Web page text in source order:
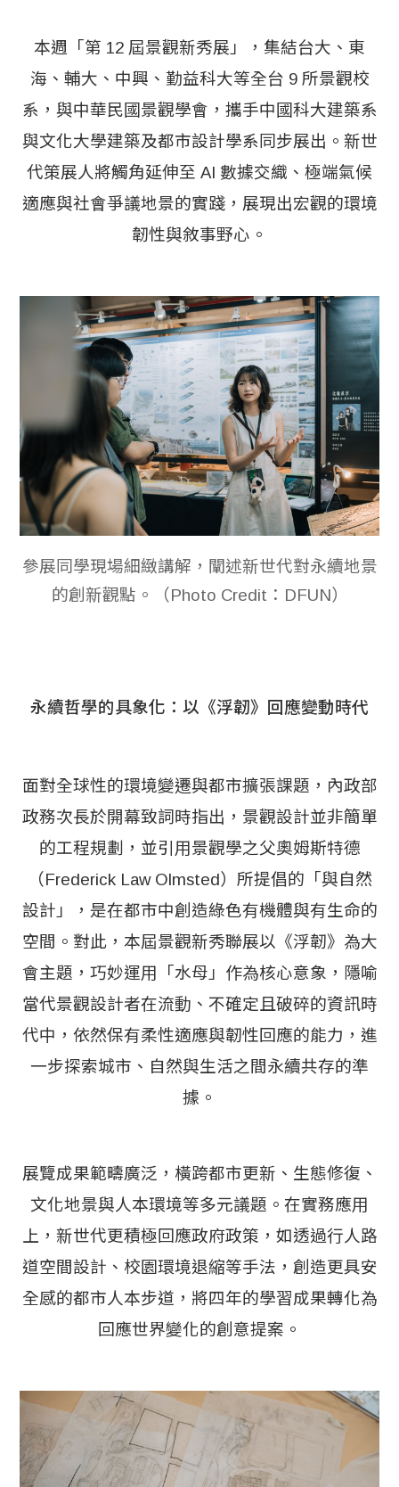
本週「第 12 屆景觀新秀展」，集結台大、東
海、輔大、中興、勤益科大等全台 9 所景觀校
系，與中華民國景觀學會，攜手中國科大建築系
與文化大學建築及都市設計學系同步展出。新世
代策展人將觸角延伸至 AI 數據交織、極端氣候
適應與社會爭議地景的實踐，展現出宏觀的環境
韌性與敘事野心。
參展同學現場細緻講解，闡述新世代對永續地景
的創新觀點。（Photo Credit：DFUN）
永續哲學的具象化：以《浮韌》回應變動時代
面對全球性的環境變遷與都市擴張課題，內政部
政務次長於開幕致詞時指出，景觀設計並非簡單
的工程規劃，並引用景觀學之父奧姆斯特德
（Frederick Law Olmsted）所提倡的「與自然
設計」，是在都市中創造綠色有機體與有生命的
空間。對此，本屆景觀新秀聯展以《浮韌》為大
會主題，巧妙運用「水母」作為核心意象，隱喻
當代景觀設計者在流動、不確定且破碎的資訊時
代中，依然保有柔性適應與韌性回應的能力，進
一步探索城市、自然與生活之間永續共存的準
據。
展覽成果範疇廣泛，橫跨都市更新、生態修復、
文化地景與人本環境等多元議題。在實務應用
上，新世代更積極回應政府政策，如透過行人路
道空間設計、校園環境退縮等手法，創造更具安
全感的都市人本步道，將四年的學習成果轉化為
回應世界變化的創意提案。